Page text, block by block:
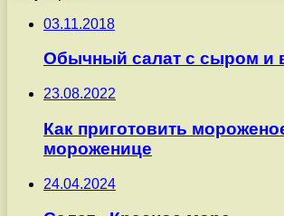
03.11.2018
Обычный салат с сыром и
23.08.2022
Как приготовить
мороженице
24.04.2024